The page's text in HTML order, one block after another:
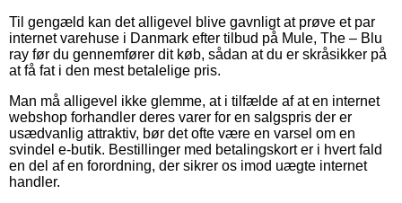
Til gengæld kan det alligevel blive gavnligt at prøve et par
internet varehuse i Danmark efter tilbud på Mule, The – Blu
ray før du gennemfører dit køb, sådan at du er skråsikker på
at få fat i den mest betalelige pris.
Man må alligevel ikke glemme, at i tilfælde af at en internet
webshop forhandler deres varer for en salgspris der er
usædvanlig attraktiv, bør det ofte være en varsel om en
svindel e-butik. Bestillinger med betalingskort er i hvert fald
en del af en forordning, der sikrer os imod uægte internet
handler.